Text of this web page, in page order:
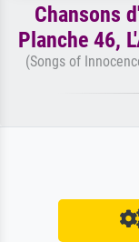
Chansons
Planche 46,
(Songs of